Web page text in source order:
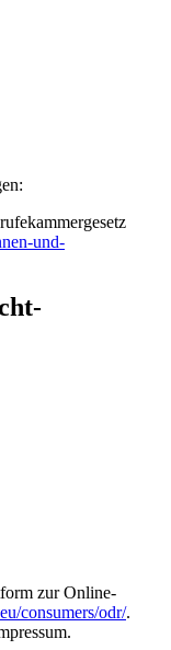
und-
zur Online-
consumers/odr/.